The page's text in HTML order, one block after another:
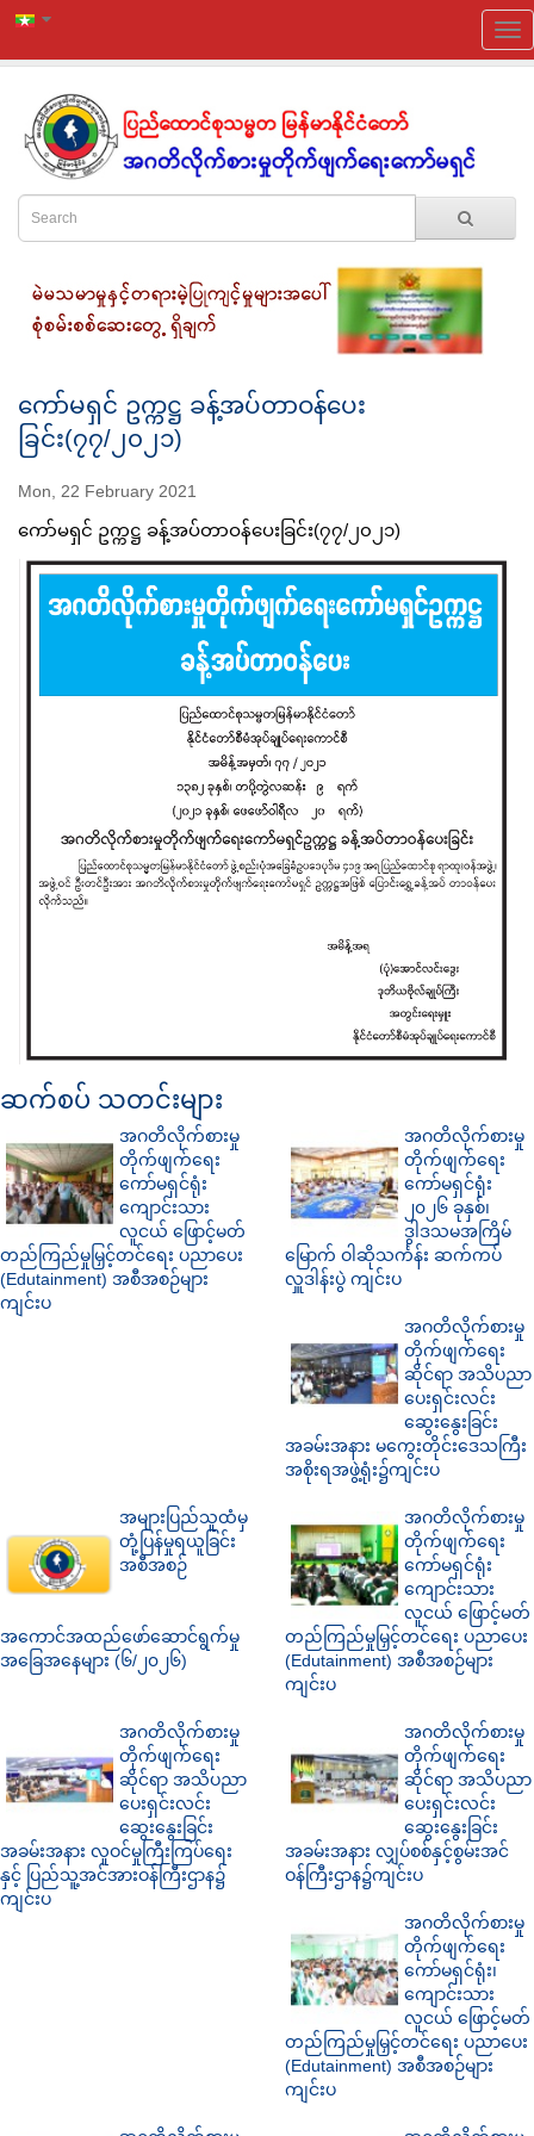
ကော်မရှင် ဥက္ကဋ္ဌ ခန့်အပ်တာဝန်ပေး
ခြင်း(၇၇/၂၀၂၁)
Mon, 22 February 2021
ကော်မရှင် ဥက္ကဋ္ဌ ခန့်အပ်တာဝန်ပေးခြင်း(၇၇/၂၀၂၁)
ဆက်စပ် သတင်းများ
အဂတိလိုက်စားမှု
တိုက်ဖျက်ရေး
ကော်မရှင်ရုံး
ကျောင်းသား
လူငယ် ဖြောင့်မတ်
တည်ကြည်မှုမြှင့်တင်ရေး ပညာပေး
(Edutainment) အစီအစဉ်များ
ကျင်းပ
အဂတိလိုက်စားမှု
တိုက်ဖျက်ရေး
ကော်မရှင်ရုံး
၂၀၂၆ ခုနှစ်၊
ဒွါဒသမအကြိမ်
မြောက် ဝါဆိုသင်္ကန်း ဆက်ကပ်
လှူဒါန်းပွဲ ကျင်းပ
အဂတိလိုက်စားမှု
တိုက်ဖျက်ရေး
ဆိုင်ရာ အသိပညာ
ပေးရှင်းလင်း
ဆွေးနွေးခြင်း
အခမ်းအနား မကွေးတိုင်းဒေသကြီး
အစိုးရအဖွဲ့ရုံး၌ကျင်းပ
အများပြည်သူထံမှ
တုံ့ပြန်မှုရယူခြင်း
အစီအစဉ်
အကောင်အထည်ဖော်ဆောင်ရွက်မှု
အခြေအနေများ (၆/၂၀၂၆)
အဂတိလိုက်စားမှု
တိုက်ဖျက်ရေး
ကော်မရှင်ရုံး
ကျောင်းသား
လူငယ် ဖြောင့်မတ်
တည်ကြည်မှုမြှင့်တင်ရေး ပညာပေး
(Edutainment) အစီအစဉ်များ
ကျင်းပ
အဂတိလိုက်စားမှု
တိုက်ဖျက်ရေး
ဆိုင်ရာ အသိပညာ
ပေးရှင်းလင်း
ဆွေးနွေးခြင်း
အခမ်းအနား လူဝင်မှုကြီးကြပ်ရေး
နှင့် ပြည်သူ့အင်အားဝန်ကြီးဌာန၌
ကျင်းပ
အဂတိလိုက်စားမှု
တိုက်ဖျက်ရေး
ဆိုင်ရာ အသိပညာ
ပေးရှင်းလင်း
ဆွေးနွေးခြင်း
အခမ်းအနား လျှပ်စစ်နှင့်စွမ်းအင်
ဝန်ကြီးဌာန၌ကျင်းပ
အဂတိလိုက်စားမှု
တိုက်ဖျက်ရေး
ကော်မရှင်ရုံး၊
ကျောင်းသား
လူငယ် ဖြောင့်မတ်
တည်ကြည်မှုမြှင့်တင်ရေး ပညာပေး
(Edutainment) အစီအစဉ်များ
ကျင်းပ